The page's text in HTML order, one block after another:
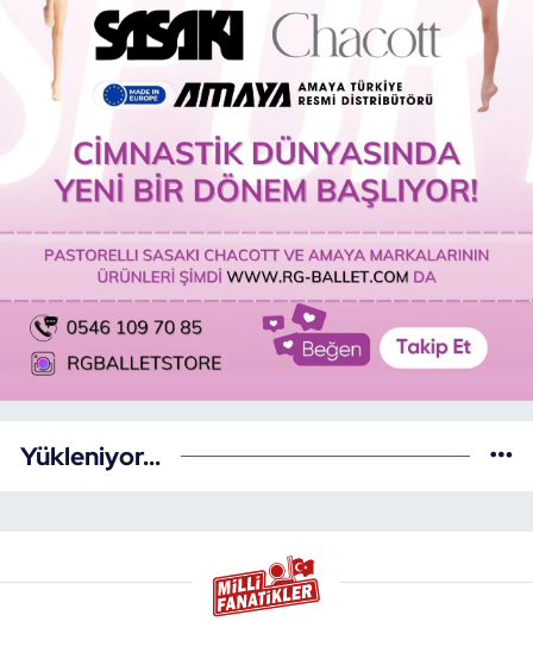
Yükleniyor...